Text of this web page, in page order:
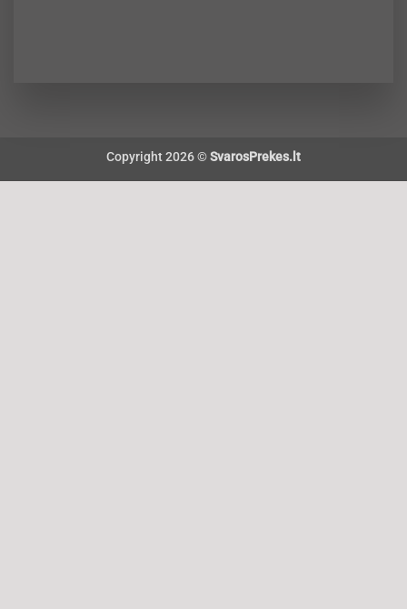
Copyright 2026 ©SvarosPrekes.lt